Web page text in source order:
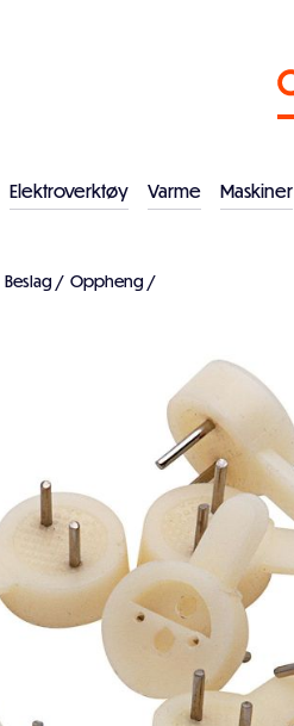
Elektroverktøy Varme Maskiner
Beslag / Oppheng /